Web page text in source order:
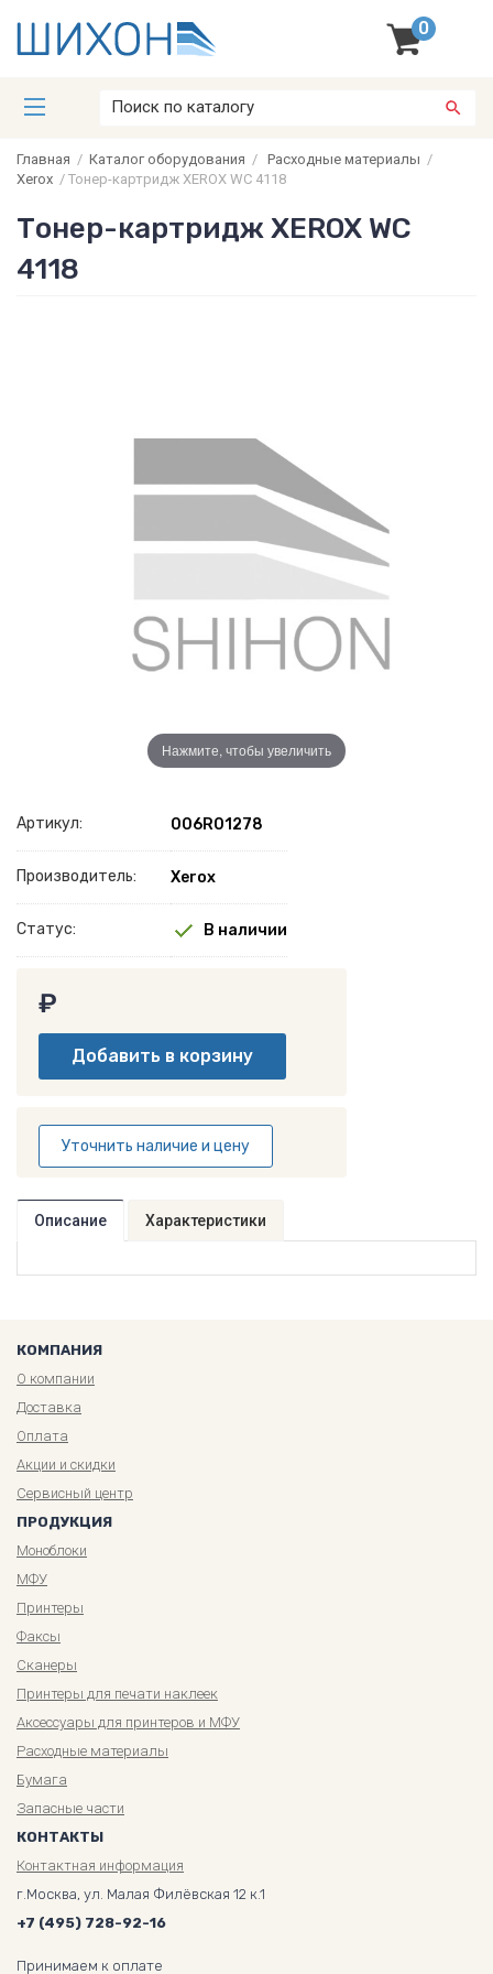
0
Главная / Каталог оборудования / Расходные материалы /
Xerox / Тонер-картридж XEROX WC 4118
Тонер-картридж XEROX WC
4118
Нажмите, чтобы увеличить
Артикул: 006R01278
Производитель: Xerox
Статус: В наличии
₽
Уточнить наличие и цену
Описание Характеристики
КОМПАНИЯ
О компании
Доставка
Оплата
Акции и скидки
Сервисный центр
ПРОДУКЦИЯ
Моноблоки
МФУ
Принтеры
Факсы
Сканеры
Принтеры для печати наклеек
Аксессуары для принтеров и МФУ
Расходные материалы
Бумага
Запасные части
КОНТАКТЫ
Контактная информация
г.Москва, ул. Малая Филёвская 12 к.1
+7 (495) 728-92-16
Принимаем к оплате